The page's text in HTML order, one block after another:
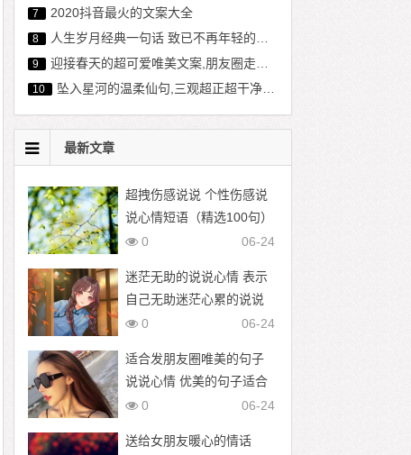
7 2020抖音最火的文案大全
8 人生岁月经典一句话 致已不再年轻的自己107句
9 迎接春天的超可爱唯美文案,朋友圈走心文案范文
10 坠入星河的温柔仙句,三观超正超干净的文案
最新文章
超拽伤感说说 个性伤感说
说心情短语（精选100句）
06-24
0
迷茫无助的说说心情 表示
自己无助迷茫心累的说说
06-24
0
适合发朋友圈唯美的句子
说说心情 优美的句子适合
发朋友圈
06-24
0
送给女朋友暖心的情话